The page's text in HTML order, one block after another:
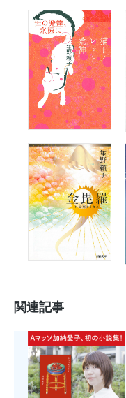
関連記事